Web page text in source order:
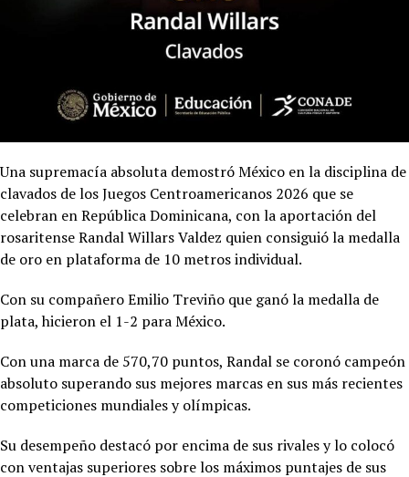
Una supremacía absoluta demostró México en la disciplina de
clavados de los Juegos Centroamericanos 2026 que se
celebran en República Dominicana, con la aportación del
rosaritense Randal Willars Valdez quien consiguió la medalla
de oro en plataforma de 10 metros individual.
Con su compañero Emilio Treviño que ganó la medalla de
plata, hicieron el 1-2 para México.
Con una marca de 570,70 puntos, Randal se coronó campeón
absoluto superando sus mejores marcas en sus más recientes
competiciones mundiales y olímpicas.
Su desempeño destacó por encima de sus rivales y lo colocó
con ventajas superiores sobre los máximos puntajes de sus